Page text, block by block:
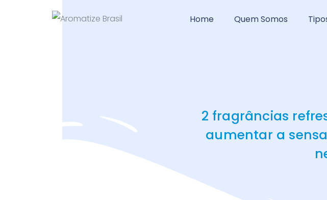
Home Quem Somos
2 fragrâncias
aumentar a